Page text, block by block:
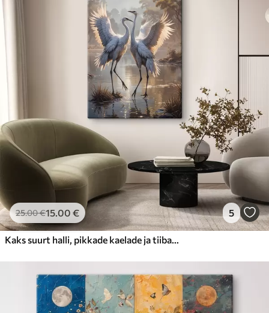
25.00€15.00 € 5
Kaks suurt halli, pikkade kaelade ja tiibadega kraanat, mis seisavad puudest ümbritsetud udujärves